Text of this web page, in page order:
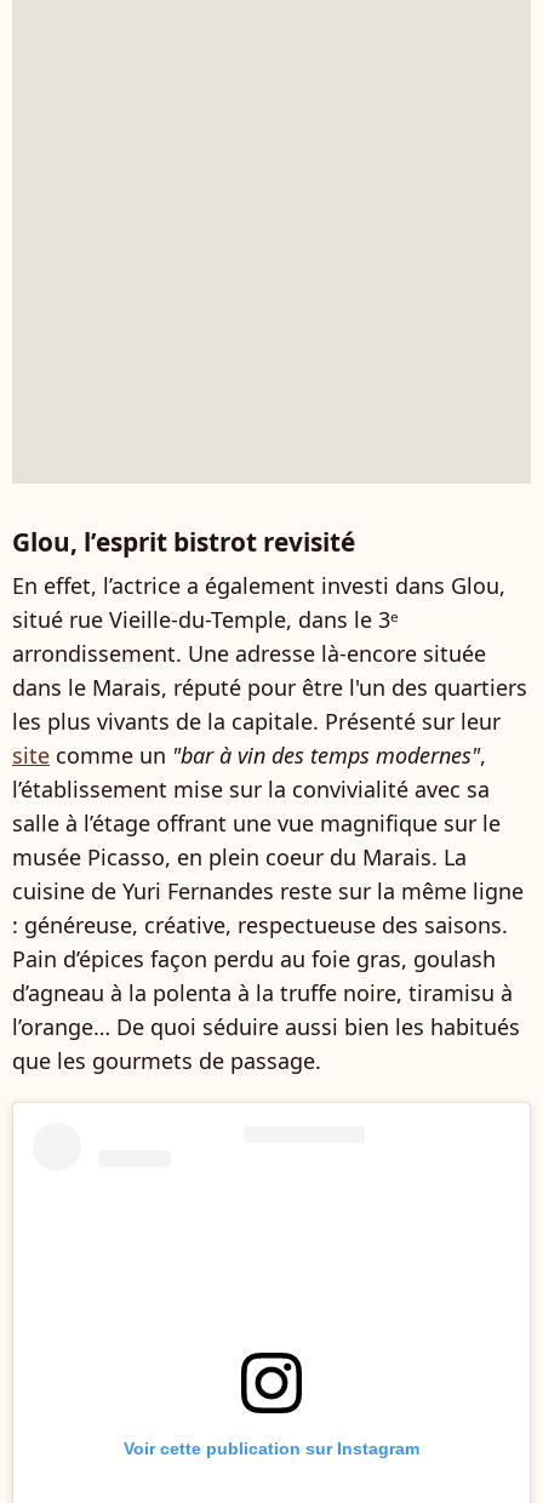
Glou, l’esprit bistrot revisité
En effet, l’actrice a également investi dans Glou,
situé rue Vieille-du-Temple, dans le 3ᵉ
arrondissement. Une adresse là-encore située
dans le Marais, réputé pour être l'un des quartiers
les plus vivants de la capitale. Présenté sur leur
site comme un "bar à vin des temps modernes",
l’établissement mise sur la convivialité avec sa
salle à l’étage offrant une vue magnifique sur le
musée Picasso, en plein coeur du Marais. La
cuisine de Yuri Fernandes reste sur la même ligne
: généreuse, créative, respectueuse des saisons.
Pain d’épices façon perdu au foie gras, goulash
d’agneau à la polenta à la truffe noire, tiramisu à
l’orange… De quoi séduire aussi bien les habitués
que les gourmets de passage.
Voir cette publication sur Instagram